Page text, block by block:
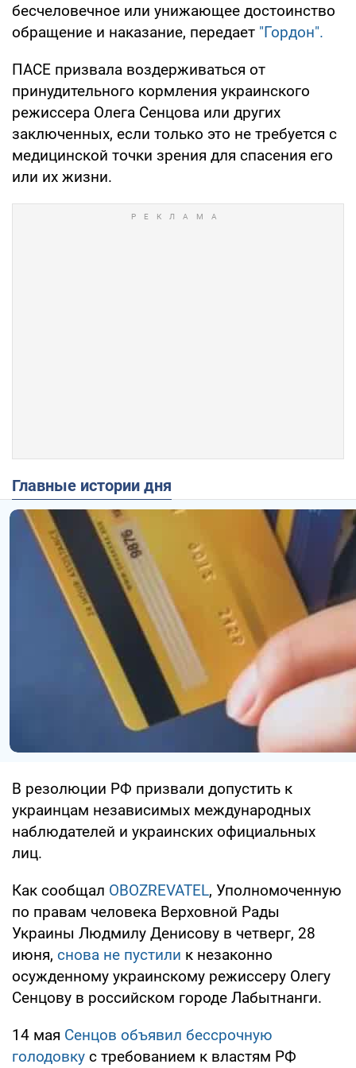
бесчеловечное или унижающее достоинство
обращение и наказание, передает "Гордон".
ПАСЕ призвала воздерживаться от
принудительного кормления украинского
режиссера Олега Сенцова или других
заключенных, если только это не требуется с
медицинской точки зрения для спасения его
или их жизни.
Главные истории дня
В резолюции РФ призвали допустить к
украинцам независимых международных
наблюдателей и украинских официальных
лиц.
Как сообщал OBOZREVATEL, Уполномоченную
по правам человека Верховной Рады
Украины Людмилу Денисову в четверг, 28
июня, снова не пустили к незаконно
осужденному украинскому режиссеру Олегу
Сенцову в российском городе Лабытнанги.
14 мая Сенцов объявил бессрочную
голодовку с требованием к властям РФ